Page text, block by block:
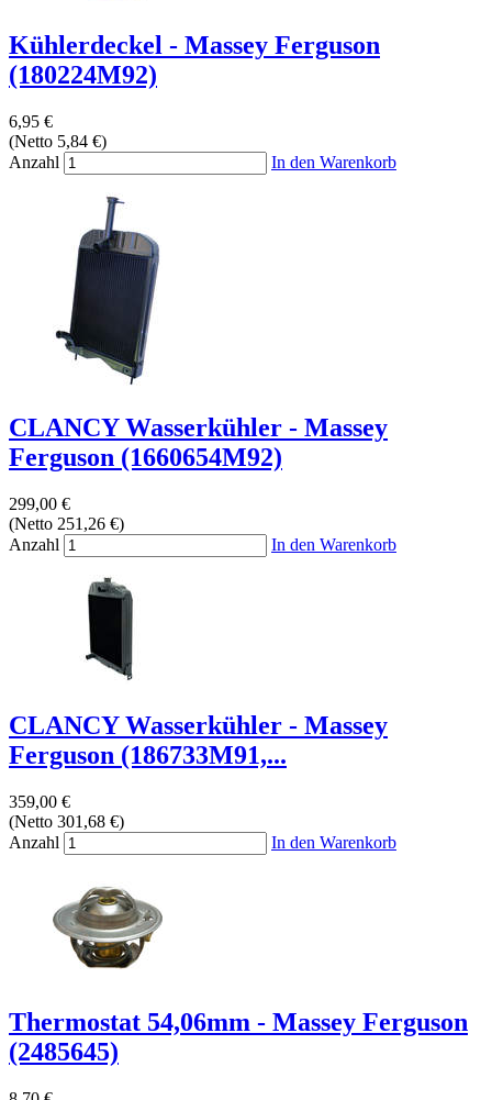
Kühlerdeckel - Massey Ferguson
(180224M92)
6,95 €
(Netto 5,84 €)
Anzahl
In den Warenkorb
CLANCY Wasserkühler - Massey
Ferguson (1660654M92)
299,00 €
(Netto 251,26 €)
Anzahl
In den Warenkorb
CLANCY Wasserkühler - Massey
Ferguson (186733M91,...
359,00 €
(Netto 301,68 €)
Anzahl
In den Warenkorb
Thermostat 54,06mm - Massey Ferguson
(2485645)